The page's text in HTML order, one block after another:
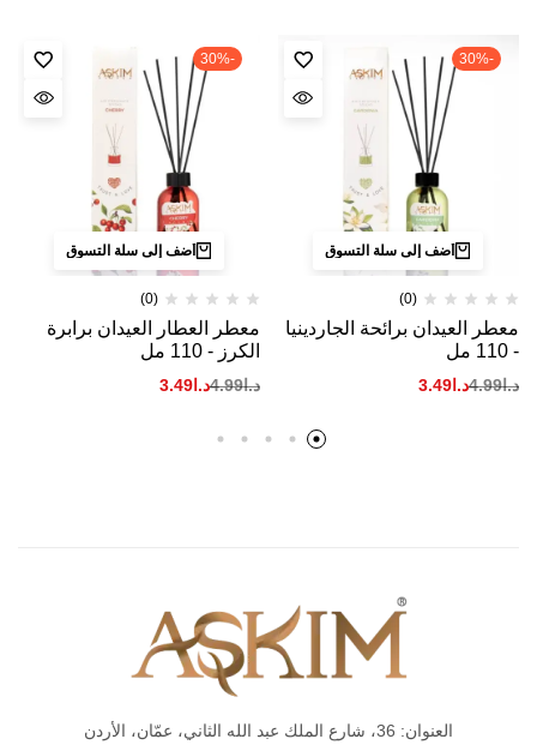
-30%
أضف إلى سلة التسوق
(0)
معطر العيدان برائحة الجاردينيا
- 110 مل
د.ا4.99د.ا 3.49
-30%
أضف إلى سلة التسوق
(0)
معطر العطار العيدان برابرة
الكرز - 110 مل
د.ا4.99د.ا3.49
العنوان: 36، شارع الملك عبد الله الثاني، عمّان، الأردن